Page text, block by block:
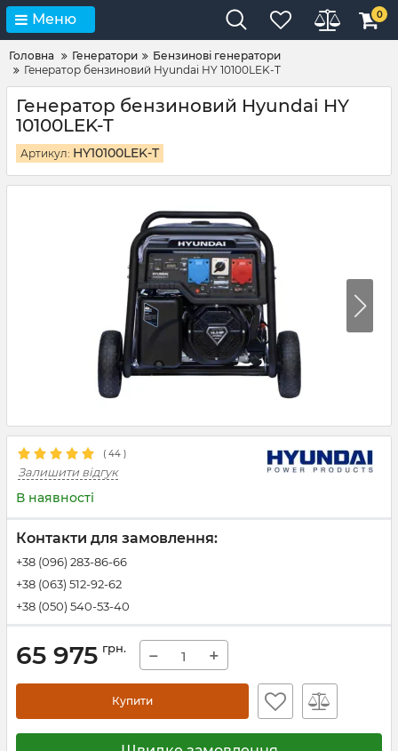
Меню 0
Головна Генератори
Бензинові генератори
Генератор бензиновий Hyundai HY 10100LEK-T
Генератор бензиновий Hyundai HY
10100LEK-T
Артикул: HY10100LEK-T
( 44 )
Залишити відгук
В наявності
Контакти для замовлення:
+38 (096) 283-86-66
+38 (063) 512-92-62
+38 (050) 540-53-40
65 975 грн. − +
Купити